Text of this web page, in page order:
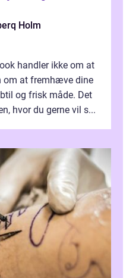
Holm
handler ikke om at
om at fremhæve dine
og frisk måde. Det
hvor du gerne vil s...